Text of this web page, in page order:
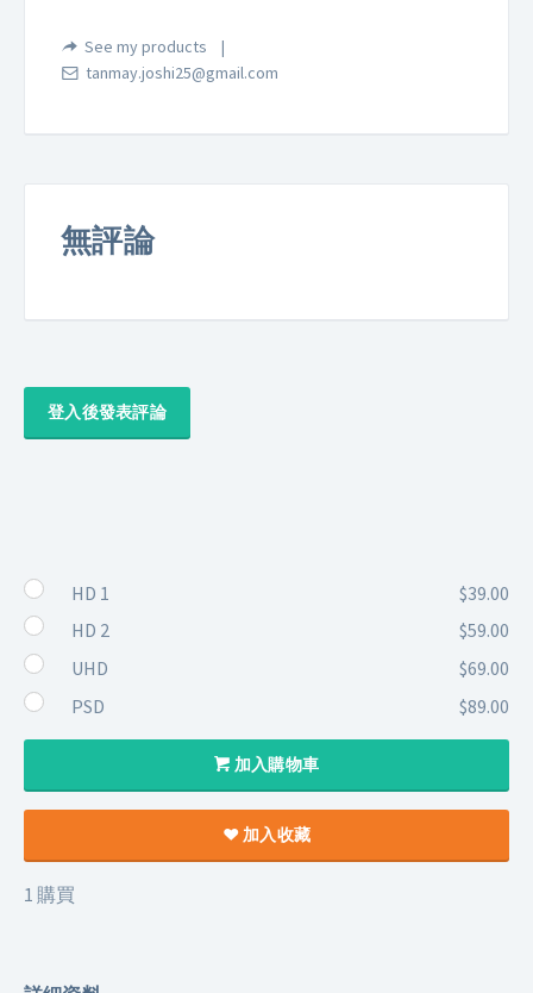
See my products
tanmay.joshi25@gmail.com
無評論
登入後發表評論
HD 1
$39.00
HD 2
$59.00
UHD
$69.00
PSD
$89.00
加入購物車
加入收藏
1 購買